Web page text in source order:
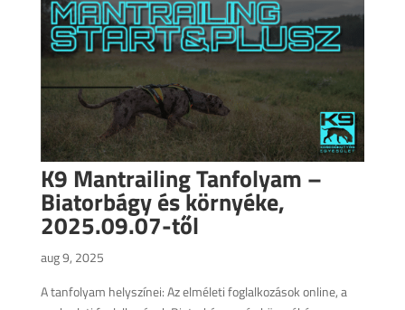
K9 Mantrailing Tanfolyam –
Biatorbágy és környéke,
2025.09.07-től
aug 9, 2025
A tanfolyam helyszínei: Az elméleti foglalkozások online, a